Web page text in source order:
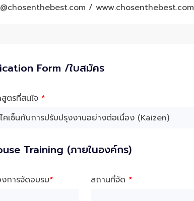
/ www.chosenthebest.com
Form /ใบสมัคร
ตรที่สนใจ *
Training (ภายในองค์กร)
การจัดอบรม* สถานที่จัด *